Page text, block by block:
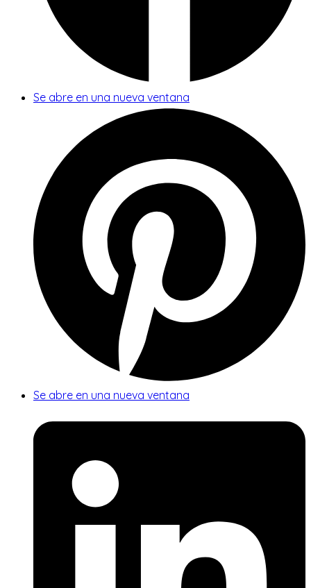
Se abre en una nueva ventana
Se abre en una nueva ventana